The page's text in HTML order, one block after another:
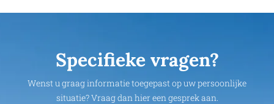
Specifieke vragen?
Wenst u graag informatie toegepast op uw persoonlijke
situatie? Vraag dan hier een gesprek aan.